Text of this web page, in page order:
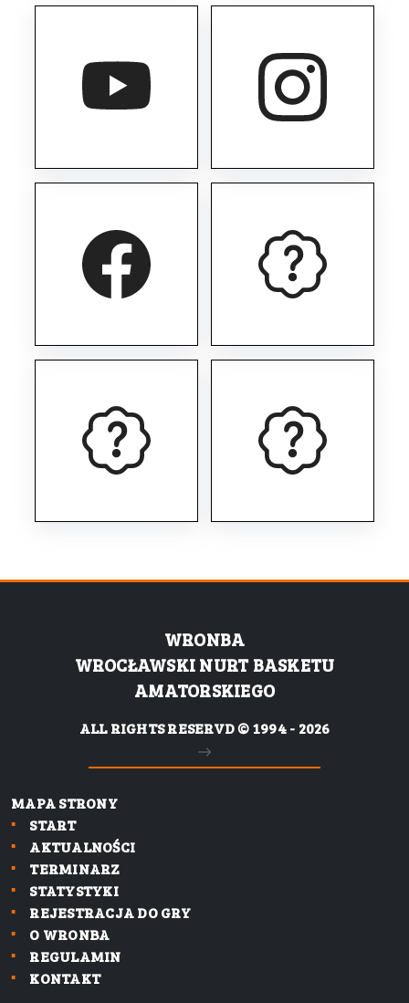
WRONBA
WROCŁAWSKI NURT BASKETU
AMATORSKIEGO
ALL RIGHTS RESERVD © 1994 - 2026
MAPA STRONY
START
AKTUALNOŚCI
TERMINARZ
STATYSTYKI
REJESTRACJA DO GRY
O WRONBA
REGULAMIN
KONTAKT